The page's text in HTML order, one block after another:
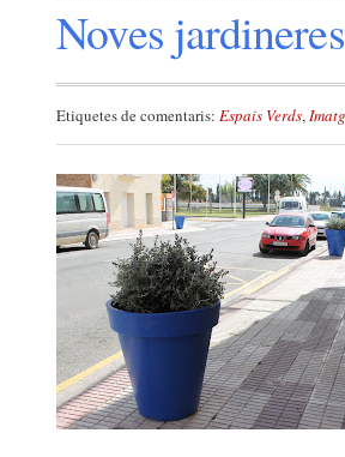
Noves
Etiquetes de comentaris: Espais Verds,